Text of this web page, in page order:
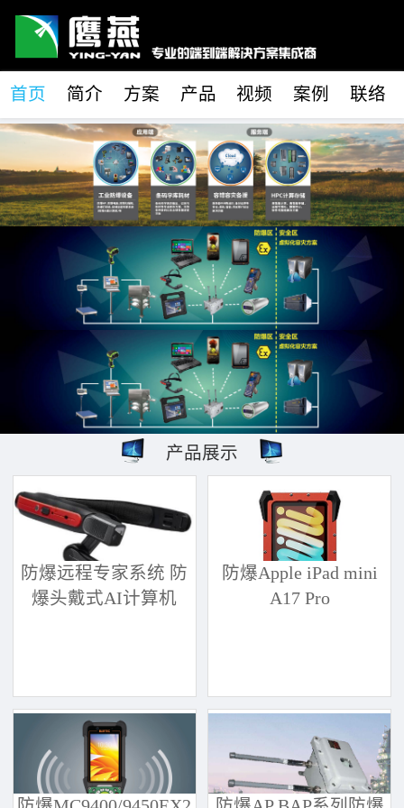
首页 简介 方案 产品 视频 案例 联络
产品展示
防爆远程专家系统 防
爆头戴式AI计算机
防爆Apple iPad mini
A17 Pro